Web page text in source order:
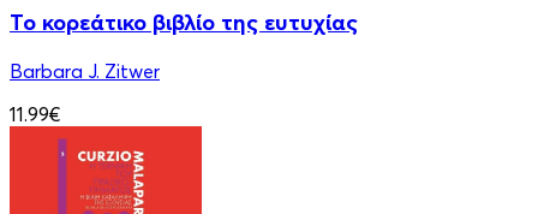
Το κορεάτικο βιβλίο της ευτυχίας
Barbara J. Zitwer
11.99€